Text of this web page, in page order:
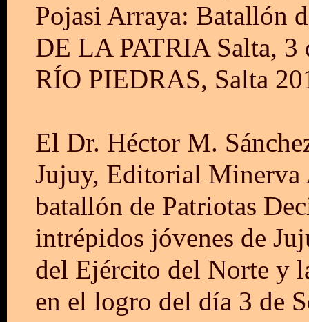
Pojasi Arraya: Batallón
DE LA PATRIA Salta, 3
RÍO PIEDRAS, Salta
El Dr. Héctor M.
Jujuy, Editorial Minerva
batallón de Patriotas
intrépidos jóvenes de
del Ejército del Norte y
en el logro del día 3 de